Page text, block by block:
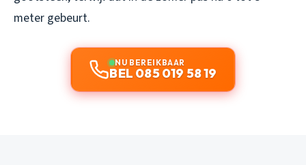
meter gebeurt.
NU BEREIKBAAR
BEL 085 019 58 19